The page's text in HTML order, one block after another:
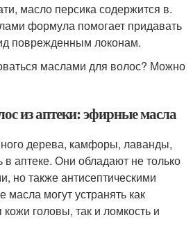
масло персика содержится в.
формула помогает придавать
поврежденным локонам.
маслами для волос? Можно
из аптеки: эфирные масла
дерева, камфоры, лаванды,
в аптеке. Они обладают не только
но также антисептическими
могут устранять как
головы, так и ломкость и